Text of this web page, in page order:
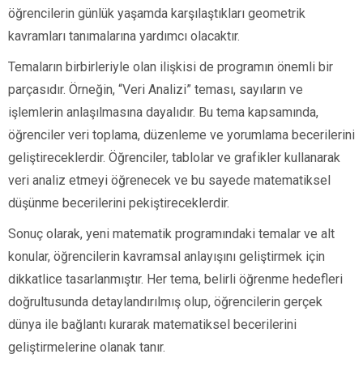
öğrencilerin günlük yaşamda karşılaştıkları geometrik
kavramları tanımalarına yardımcı olacaktır.
Temaların birbirleriyle olan ilişkisi de programın önemli bir
parçasıdır. Örneğin, “Veri Analizi” teması, sayıların ve
işlemlerin anlaşılmasına dayalıdır. Bu tema kapsamında,
öğrenciler veri toplama, düzenleme ve yorumlama becerilerini
geliştireceklerdir. Öğrenciler, tablolar ve grafikler kullanarak
veri analiz etmeyi öğrenecek ve bu sayede matematiksel
düşünme becerilerini pekiştireceklerdir.
Sonuç olarak, yeni matematik programındaki temalar ve alt
konular, öğrencilerin kavramsal anlayışını geliştirmek için
dikkatlice tasarlanmıştır. Her tema, belirli öğrenme hedefleri
doğrultusunda detaylandırılmış olup, öğrencilerin gerçek
dünya ile bağlantı kurarak matematiksel becerilerini
geliştirmelerine olanak tanır.